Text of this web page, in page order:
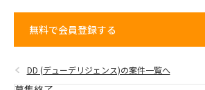
無料で会員登録する
DD (デューデリジェンス)の案件一覧へ